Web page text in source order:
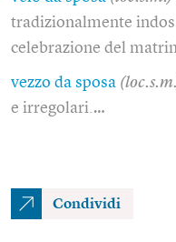
tradizionalmente
celebrazione del
vezzo da sposa
e irregolari.…
Condividi